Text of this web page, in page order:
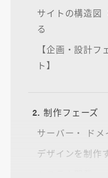
サイトの構造図
る
【企画・設計
ト】
2. 制作フェーズ
サーバー・ ドメ
デザインを制作